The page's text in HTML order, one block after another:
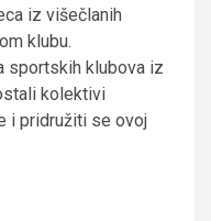
iz višečlanih
klubu.
sportskih klubova iz
kolektivi
i pridružiti se ovoj